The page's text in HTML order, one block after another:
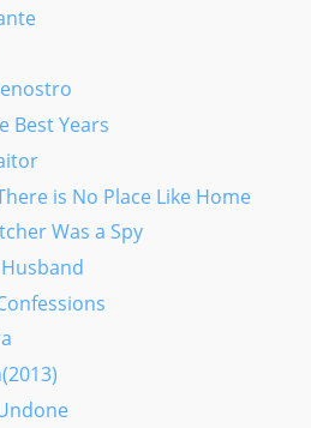
Best Years
is No Place Like Home
Was a Spy